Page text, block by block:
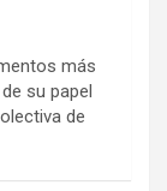
más
su papel
de